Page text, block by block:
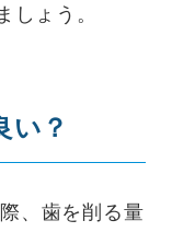
しょう。
い？
、歯を削る量